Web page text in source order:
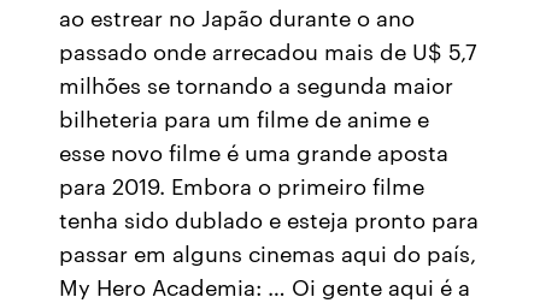
ao estrear no Japão durante o ano
passado onde arrecadou mais de U$ 5,7
milhões se tornando a segunda maior
bilheteria para um filme de anime e
esse novo filme é uma grande aposta
para 2019. Embora o primeiro filme
tenha sido dublado e esteja pronto para
passar em alguns cinemas aqui do país,
My Hero Academia: … Oi gente aqui é a